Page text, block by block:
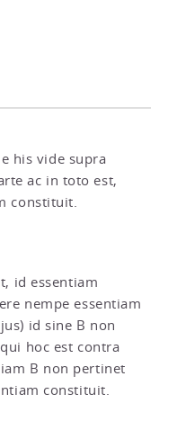
his vide supra
ac in toto est,
constituit.
id essentiam
nempe essentiam
id sine B non
hoc est contra
B non pertinet
constituit.